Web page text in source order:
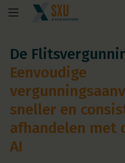
De
Eenvoudige
sneller en
afhandelen met
AI